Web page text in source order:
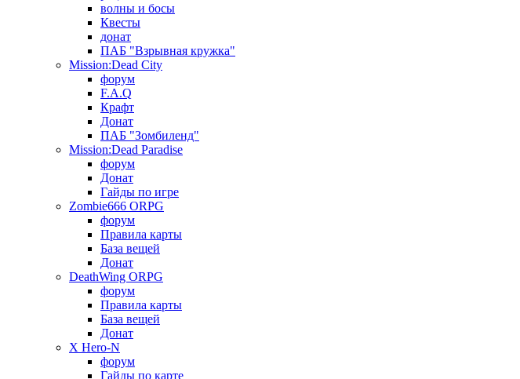
волны и босы
Квесты
донат
ПАБ "Взрывная кружка"
Mission:Dead City
форум
F.A.Q
Крафт
Донат
ПАБ "Зомбиленд"
Mission:Dead Paradise
форум
Донат
Гайды по игре
Zombie666 ORPG
форум
Правила карты
База вещей
Донат
DeathWing ORPG
форум
Правила карты
База вещей
Донат
X Hero-N
форум
Гайды по карте